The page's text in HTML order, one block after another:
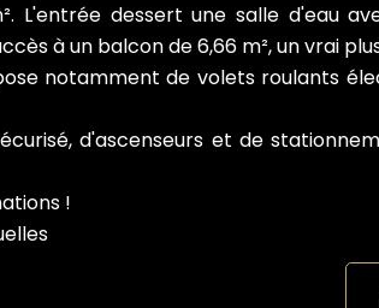
L'entrée dessert une salle d'eau
à un balcon de 6,66 m², un vrai
notamment de volets roulants
d'ascenseurs et de
!